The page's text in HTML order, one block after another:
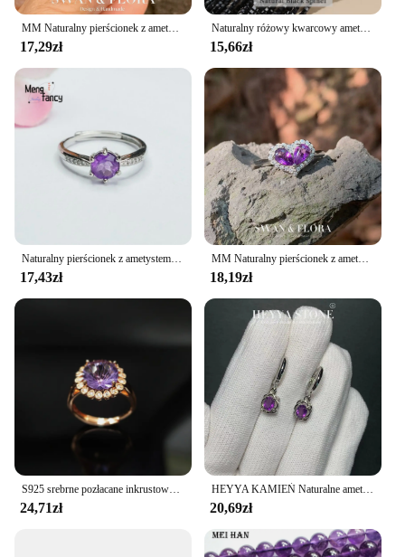
MM Naturalny pierścionek z ametystem Regulowany pierścionek damski Biżuteria dla kobiet Prezent Hurtownia Wysokiej jakości Vintage Fine
17,29zł
Naturalny różowy kwarcowy ametyst fluorytowy kwadratowy małe koraliki koraliki dystansowe luzem malutki koralik do biżuterii Makin naszyjnik Diy akcesoria
15,66zł
Naturalny pierścionek z ametystem fioletowy kolor biżuterii najlepiej sprzedające się regulowane eleganckie pierścionki wysokiej jakości para obietnica piękne prezenty świąteczne
17,43zł
MM Naturalny pierścionek z ametystem Regulowany pierścionek damski Biżuteria dla kobiet Prezent Hurtownia Wysokiej jakości Vintage Fine
18,19zł
S925 srebrne pozłacane inkrustowane ametyst pierścionek damski cięcia rzemiosła lekkie luksusowe jasne kwiaty wykwintna biżuteria
24,71zł
HEYYA KAMIEŃ Naturalne ametystowe kolczyki koła dla kobiet Posrebrzane kolczyki 925. Prosta biżuteria z kamienia szlachetnego. Klasyczny styl
20,69zł